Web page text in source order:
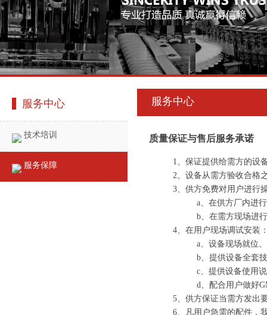
服务中心
技术培训
服务保障
服务中心
质量保证与售后服务承诺
1、保证提供给需方的设
2、设备从需方验收合格
3、供方免费对用户进行
a、在供方厂内进
b、在需方现场进
4、在用户现场调试安装
a、设备现场就位
b、提供设备全套
c、提供设备使用
d、配合用户做好
5、供方保证当需方发出
6、凡用户急需的配件，